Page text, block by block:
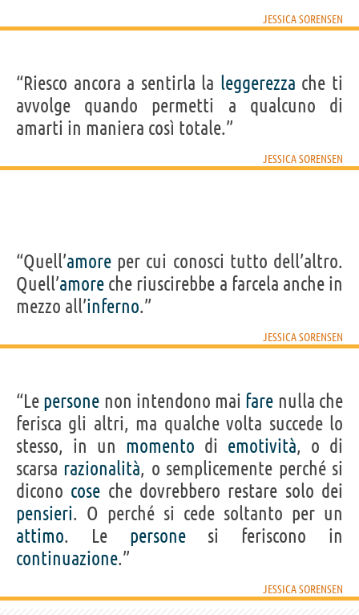
JESSICA SORENSEN
“Riesco ancora a sentirla la leggerezza che ti
avvolge quando permetti a qualcuno di
amarti in maniera così totale.”
JESSICA SORENSEN
“Quell’amore per cui conosci tutto dell’altro.
Quell’amore che riuscirebbe a farcela anche in
mezzo all’inferno.”
JESSICA SORENSEN
“Le persone non intendono mai fare nulla che
ferisca gli altri, ma qualche volta succede lo
stesso, in un momento di emotività, o di
scarsa razionalità, o semplicemente perché si
dicono cose che dovrebbero restare solo dei
pensieri. O perché si cede soltanto per un
attimo. Le personesi feriscono in
continuazione.”
JESSICA SORENSEN